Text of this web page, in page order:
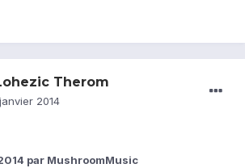
Therom
2014
par MushroomMusic